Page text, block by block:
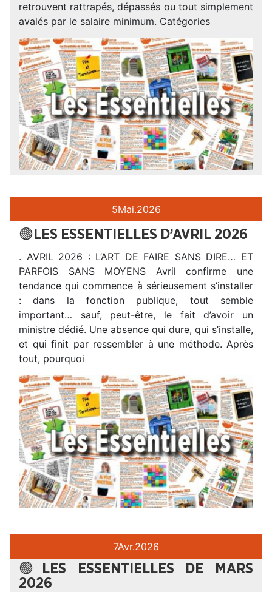
retrouvent rattrapés, dépassés ou tout simplement
avalés par le salaire minimum. Catégories
5Mai.2026
🟢LES ESSENTIELLES D’AVRIL 2026
. AVRIL 2026 : L’ART DE FAIRE SANS DIRE… ET
PARFOIS SANS MOYENS Avril confirme une
tendance qui commence à sérieusement s’installer
: dans la fonction publique, tout semble
important… sauf, peut-être, le fait d’avoir un
ministre dédié. Une absence qui dure, qui s’installe,
et qui finit par ressembler à une méthode. Après
tout, pourquoi
7Avr.2026
🟢LES ESSENTIELLES DE MARS
2026